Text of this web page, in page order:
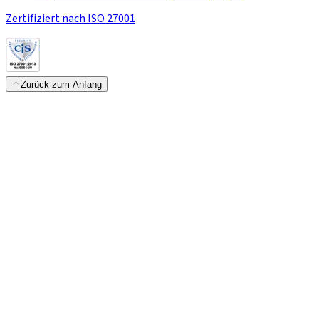
Zertifiziert nach ISO 27001
Zurück zum Anfang